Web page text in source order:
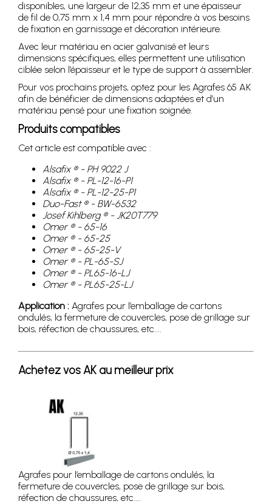
disponibles, une largeur de 12,35 mm et une épaisseur
de fil de 0,75 mm x 1,4 mm pour répondre à vos besoins
de fixation en garnissage et décoration intérieure.
Avec leur matériau en acier galvanisé et leurs
dimensions spécifiques, elles permettent une utilisation
ciblée selon l’épaisseur et le type de support à assembler.
Pour vos prochains projets, optez pour les Agrafes 65 AK
afin de bénéficier de dimensions adaptées et d’un
matériau pensé pour une fixation soignée.
Produits compatibles
Cet article est compatible avec :
Alsafix ® - PH 9022 J
Alsafix ® - PL-12-16-P1
Alsafix ® - PL-12-25-P1
Duo-Fast ® - BW-6532
Josef Kihlberg ® - JK20T779
Omer ® - 65-16
Omer ® - 65-25
Omer ® - 65-25-V
Omer ® - PL-65-SJ
Omer ® - PL65-16-LJ
Omer ® - PL65-25-LJ
Application : Agrafes pour l’emballage de cartons
ondulés, la fermeture de couvercles, pose de grillage sur
bois, réfection de chaussures, etc....
Achetez vos AK au meilleur prix
Agrafes pour l’emballage de cartons ondulés, la
fermeture de couvercles, pose de grillage sur bois,
réfection de chaussures, etc....